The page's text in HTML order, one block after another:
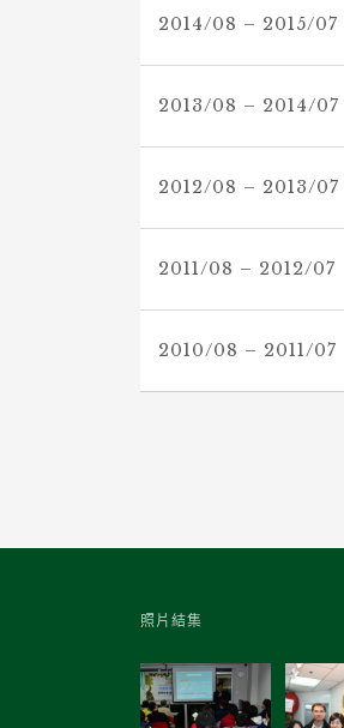
2014/08 – 2015/07
2013/08 – 2014/07
2012/08 – 2013/07
2011/08 – 2012/07
2010/08 – 2011/07
照片結集